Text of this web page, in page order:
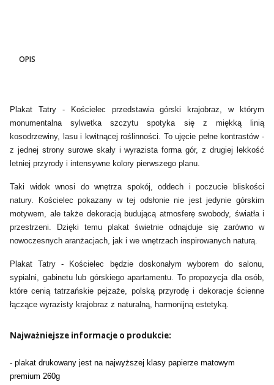
OPIS
Plakat Tatry - Kościelec przedstawia górski krajobraz, w którym
monumentalna sylwetka szczytu spotyka się z miękką linią
kosodrzewiny, lasu i kwitnącej roślinności. To ujęcie pełne kontrastów -
z jednej strony surowe skały i wyrazista forma gór, z drugiej lekkość
letniej przyrody i intensywne kolory pierwszego planu.
Taki widok wnosi do wnętrza spokój, oddech i poczucie bliskości
natury. Kościelec pokazany w tej odsłonie nie jest jedynie górskim
motywem, ale także dekoracją budującą atmosferę swobody, światła i
przestrzeni. Dzięki temu plakat świetnie odnajduje się zarówno w
nowoczesnych aranżacjach, jak i we wnętrzach inspirowanych naturą.
Plakat Tatry - Kościelec będzie doskonałym wyborem do salonu,
sypialni, gabinetu lub górskiego apartamentu. To propozycja dla osób,
które cenią tatrzańskie pejzaże, polską przyrodę i dekoracje ścienne
łączące wyrazisty krajobraz z naturalną, harmonijną estetyką.
Najważniejsze informacje o produkcie:
- plakat drukowany jest na najwyższej klasy papierze matowym
premium 260g